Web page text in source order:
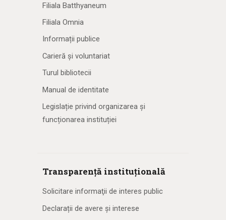
Filiala Batthyaneum
Filiala Omnia
Informații publice
Carieră și voluntariat
Turul bibliotecii
Manual de identitate
Legislație privind organizarea și
funcționarea instituției
Transparență instituțională
Solicitare informaţii de interes public
Declarații de avere și interese